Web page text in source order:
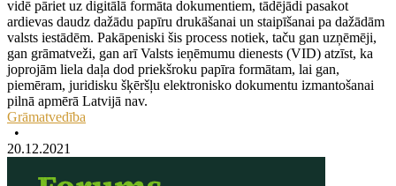
vidē pāriet uz digitālā formāta dokumentiem, tādējādi pasakot
ardievas daudz dažādu papīru drukāšanai un staipīšanai pa dažādām
valsts iestādēm. Pakāpeniski šis process notiek, taču gan uzņēmēji,
gan grāmatveži, gan arī Valsts ieņēmumu dienests (VID) atzīst, ka
joprojām liela daļa dod priekšroku papīra formātam, lai gan,
piemēram, juridisku šķēršļu elektronisko dokumentu izmantošanai
pilnā apmērā Latvijā nav.
Grāmatvedība
•
20.12.2021